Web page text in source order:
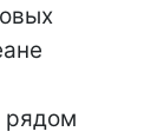
рядом